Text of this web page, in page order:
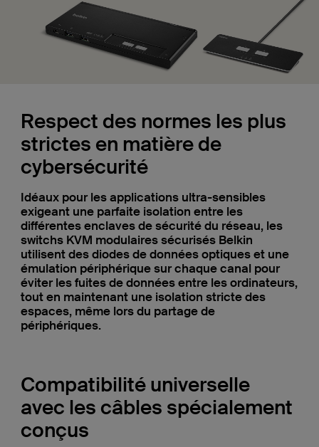
Respect des normes les plus
strictes en matière de
cybersécurité
Idéaux pour les applications ultra-sensibles
exigeant une parfaite isolation entre les
différentes enclaves de sécurité du réseau, les
switchs KVM modulaires sécurisés Belkin
utilisent des diodes de données optiques et une
émulation périphérique sur chaque canal pour
éviter les fuites de données entre les ordinateurs,
tout en maintenant une isolation stricte des
espaces, même lors du partage de
périphériques.
Compatibilité universelle
avec les câbles spécialement
conçus